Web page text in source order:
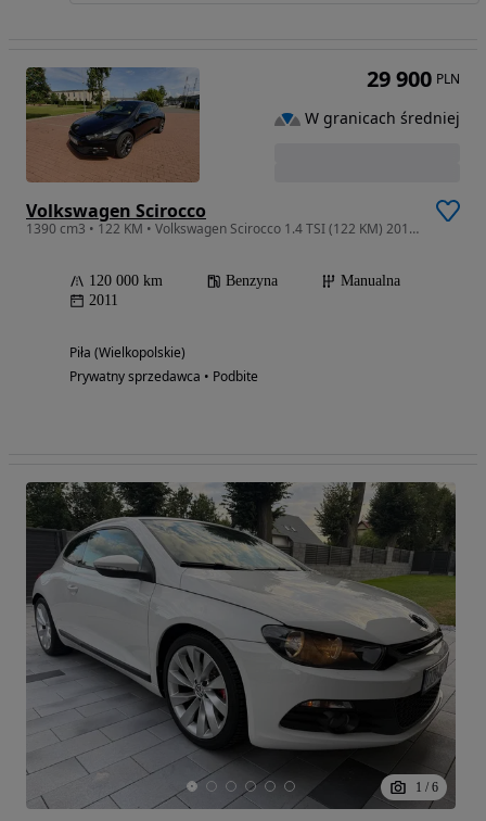
Volkswagen Scirocco
1390 cm3 • 122 KM • Volkswagen Scirocco 1.4 TSI (122 KM) 2011 Zadbany | Bogate wyposażenie
120 000 km Benzyna
Manualna
2011
Piła (Wielkopolskie)
Prywatny sprzedawca • Podbite
29 900 PLN
W granicach średniej
1 / 6